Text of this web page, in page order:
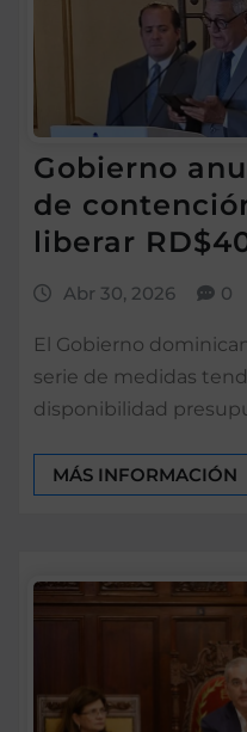
Gobierno
de
liberar
Abr 30, 2026 0
El Gobierno
serie de medidas
disponibilidad
MÁS INFORMACIÓN